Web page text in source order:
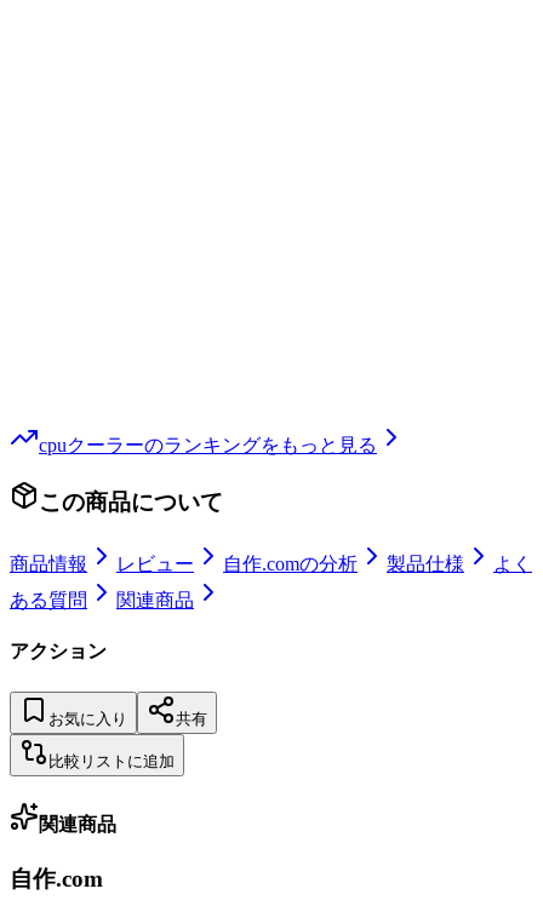
cpuクーラーのランキングをもっと見る
この商品について
商品情報 レビュー 自作.comの分析 製品仕様
よく
ある質問
関連商品
アクション
お気に入り 共有
比較リストに追加
関連商品
自作.com